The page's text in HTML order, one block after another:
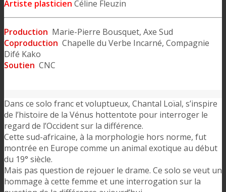
Artiste plasticien Céline Fleuzin
Production Marie-Pierre Bousquet, Axe Sud
Coproduction Chapelle du Verbe Incarné, Compagnie
Difé Kako
Soutien CNC
Dans ce solo franc et voluptueux, Chantal Loïal, s’inspire
de l’histoire de la Vénus hottentote pour interroger le
regard de l’Occident sur la différence.
Cette sud-africaine, à la morphologie hors norme, fut
montrée en Europe comme un animal exotique au début
du 19° siècle.
Mais pas question de rejouer le drame. Ce solo se veut un
hommage à cette femme et une interrogation sur la